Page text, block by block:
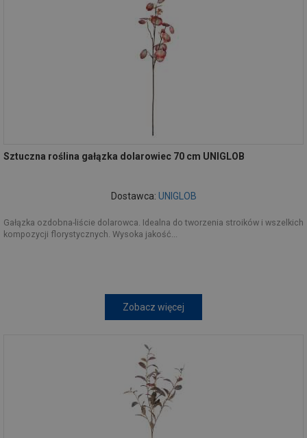
Sztuczna roślina gałązka dolarowiec 70 cm UNIGLOB
Dostawca: UNIGLOB
Gałązka ozdobna-liście dolarowca. Idealna do tworzenia stroików i wszelkich
kompozycji florystycznych. Wysoka jakość...
Zobacz więcej